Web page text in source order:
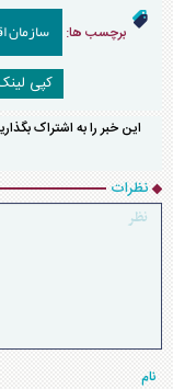
برچسب ها: سازمان
کپی
این خبر را به اشتراک
نظرات
نام